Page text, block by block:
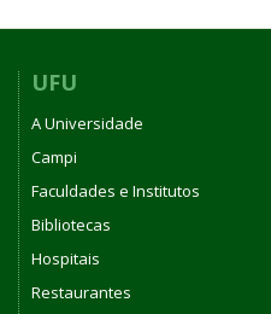
UFU
A Universidade
Campi
Faculdades e Institutos
Bibliotecas
Hospitais
Restaurantes